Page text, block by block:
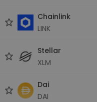
Chainlink
LINK
Stellar
XLM
Dai
DAI